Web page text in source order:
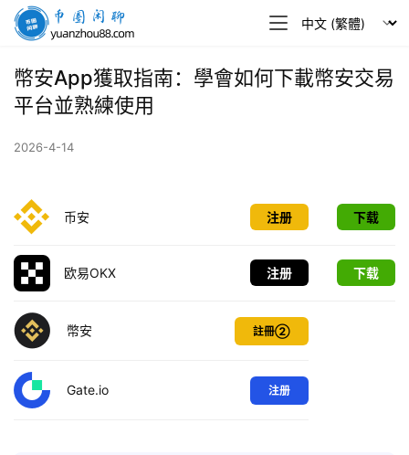
幣
閒
聊
幣安App獲取指南：學會如何下載幣安交易
平台並熟練使用
2026-4-14
币安 注册 下载
欧易OKX 注册 下载
幣安 註冊②
Gate.io 注册